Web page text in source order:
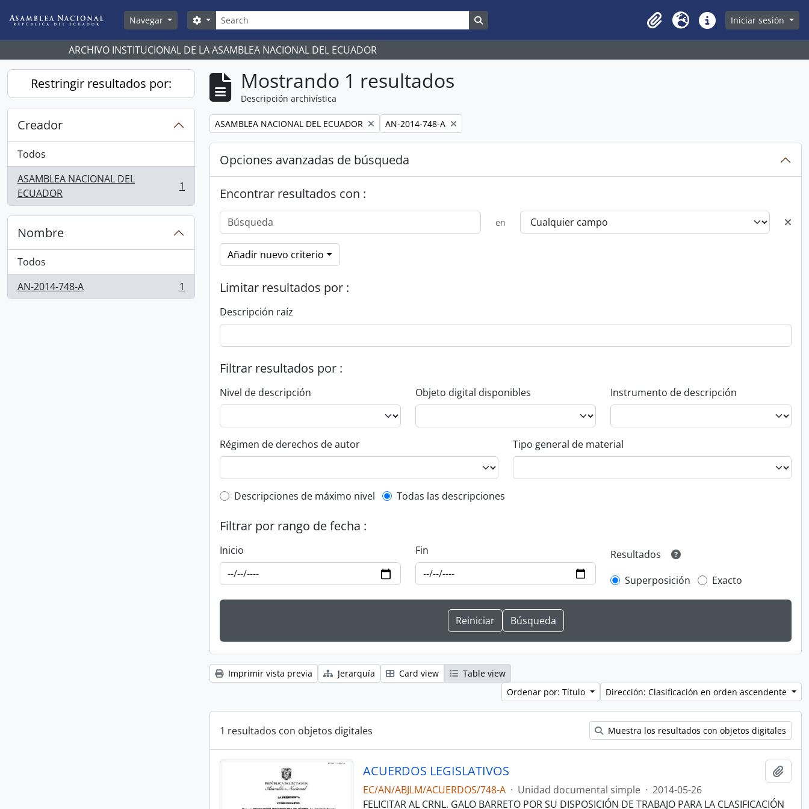
Navegar
Búsqueda
Search options
Clipboard
Idioma Enlaces rápidos
Iniciar sesión
ARCHIVO INSTITUCIONAL DE LA ASAMBLEA NACIONAL DEL ECUADOR
Restringir resultados por:
Creador
Todos
ASAMBLEA NACIONAL DEL
ECUADOR
, 1 resultados 1
Nombre
Todos
AN-2014-748-A
, 1 resultados 1
Mostrando 1 resultados
Descripción archivística
Remove filter:
ASAMBLEA NACIONAL DEL ECUADOR Remove filter:
AN-2014-748-A
Opciones avanzadas de búsqueda
Encontrar resultados con :
en
Añadir nuevo criterio
Limitar resultados por :
Descripción raíz
Filtrar resultados por :
Nivel de descripción Objeto digital disponibles Instrumento de descripción
Régimen de derechos de autor Tipo general de material
Top-level description filter
Descripciones de máximo nivel Todas las descripciones
Filtrar por rango de fecha :
Inicio Fin
Resultados
Superposición
Exacto
Imprimir vista previa Jerarquía Card view
Table view
Ordenar por: Título
Dirección: Clasificación en orden ascendente
1 resultados con objetos digitales Muestra los resultados con objetos digitales
ACUERDOS LEGISLATIVOS
EC/AN/ABJLM/ACUERDOS/748-A · Unidad documental simple · 2014-05-26
FELICITAR AL CRNL. GALO BARRETO POR SU DISPOSICIÓN DE TRABAJO PARA LA CLASIFICACIÓN